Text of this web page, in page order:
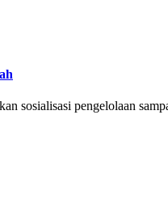
sosialisasi pengelolaan